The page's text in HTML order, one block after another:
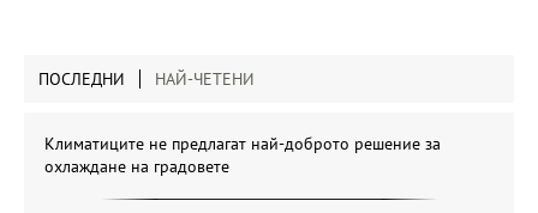
ПОСЛЕДНИ НАЙ-ЧЕТЕНИ
Климатиците не предлагат най-доброто решение за
охлаждане на градовете